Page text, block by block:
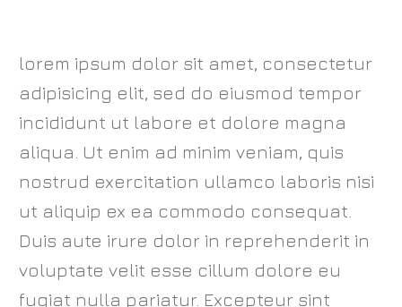
lorem ipsum dolor sit amet, consectetur
adipisicing elit, sed do eiusmod tempor
incididunt ut labore et dolore magna
aliqua. Ut enim ad minim veniam, quis
nostrud exercitation ullamco laboris nisi
ut aliquip ex ea commodo consequat.
Duis aute irure dolor in reprehenderit in
voluptate velit esse cillum dolore eu
fugiat nulla pariatur. Excepteur sint